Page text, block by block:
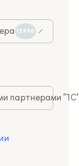
15990
партнерами